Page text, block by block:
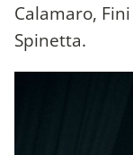
Calamaro,
Spinetta.